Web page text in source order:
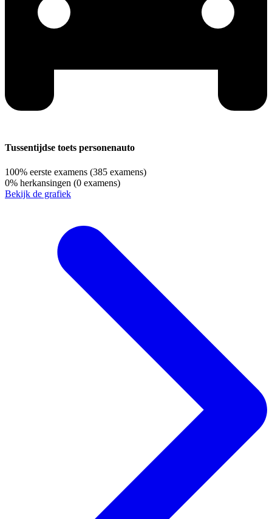
Tussentijdse toets personenauto
100% eerste examens (385 examens)
0% herkansingen (0 examens)
Bekijk de grafiek